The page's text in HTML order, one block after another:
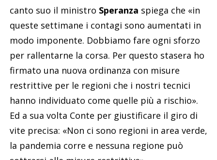
canto suo il ministro Speranza spiega che «in
queste settimane i contagi sono aumentati in
modo imponente. Dobbiamo fare ogni sforzo
per rallentarne la corsa. Per questo stasera ho
firmato una nuova ordinanza con misure
restrittive per le regioni che i nostri tecnici
hanno individuato come quelle più a rischio».
Ed a sua volta Conte per giustificare il giro di
vite precisa: «Non ci sono regioni in area verde,
la pandemia corre e nessuna regione può